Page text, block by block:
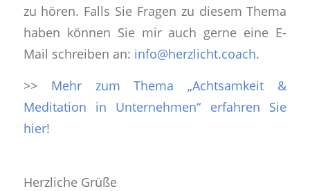
zu hören. Falls Sie Fragen zu diesem Thema
haben können Sie mir auch gerne eine E-
Mail schreiben an: info@herzlicht.coach.
>> Mehr zum Thema „Achtsamkeit &
Meditation in Unternehmen“ erfahren Sie
hier!
Herzliche Grüße